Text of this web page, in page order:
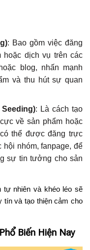
: Bao gồm việc đăng
dịch vụ trên các
blog, nhấn mạnh
và thu hút sự quan
: Là cách tạo
về sản phẩm hoặc
thể được đăng trực
nhóm, fanpage, để
sự tin tưởng cho sản
tự nhiên và khéo léo sẽ
tín và tạo thiện cảm cho
Biến Hiện Nay